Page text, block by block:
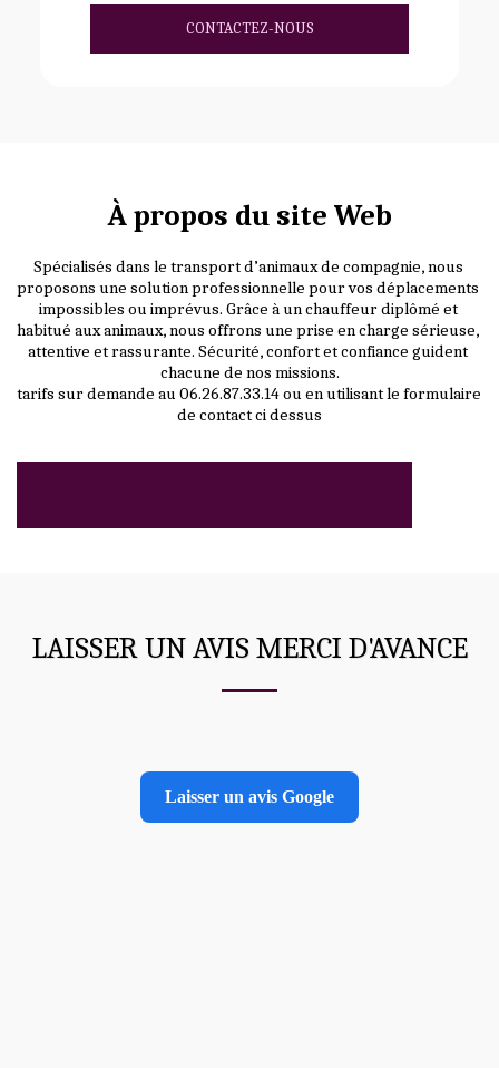
CONTACTEZ-NOUS
À propos du site Web
Spécialisés dans le transport d’animaux de compagnie, nous
proposons une solution professionnelle pour vos déplacements
impossibles ou imprévus. Grâce à un chauffeur diplômé et
habitué aux animaux, nous offrons une prise en charge sérieuse,
attentive et rassurante. Sécurité, confort et confiance guident
chacune de nos missions.
tarifs sur demande au 06.26.87.33.14 ou en utilisant le formulaire
de contact ci dessus
LAISSER UN AVIS MERCI D'AVANCE